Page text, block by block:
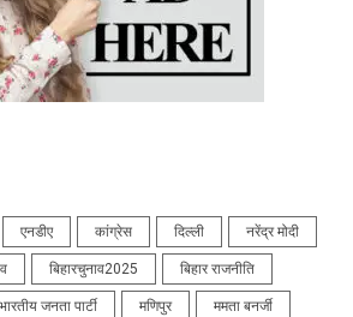
एनडीए कांग्रेस दिल्ली नरेंद्र मोदी
बिहारचुनाव2025 बिहार राजनीति
भारतीय जनता पार्टी मणिपुर ममता बनर्जी